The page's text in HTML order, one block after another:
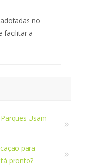
no
facilitar a
Usam
para
pronto?